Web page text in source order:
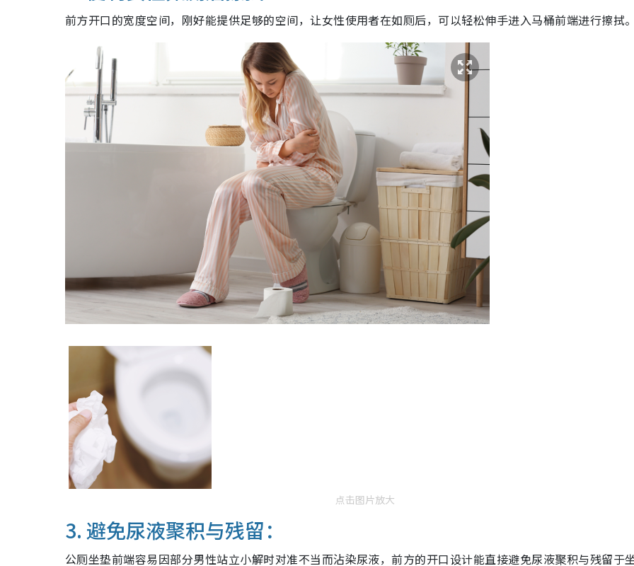
前方开口的宽度空间，刚好能提供足够的空间，让女性使用者在如厕后，可以轻松伸手进入马桶前端进行擦拭
点击图片放大
3. 避免尿液聚积与残留：
公厕坐垫前端容易因部分男性站立小解时对准不当而沾染尿液，前方的开口设计能直接避免尿液聚积与残留于